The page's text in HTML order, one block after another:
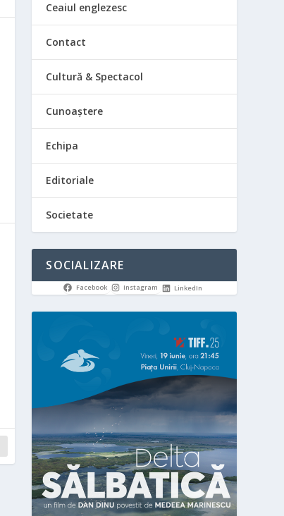
Ceaiul englezesc
Contact
Cultură & Spectacol
Cunoaștere
Echipa
Editoriale
Societate
SOCIALIZARE
Facebook Instagram LinkedIn